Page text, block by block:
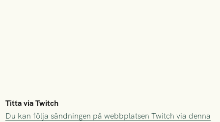
Titta via Twitch
Du kan följa sändningen på webbplatsen Twitch via denna